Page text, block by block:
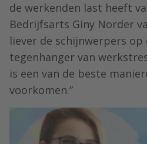
de werkenden last heeft
Bedrijfsarts Giny Norder
liever de schijnwerpers op
tegenhanger van
is een van de beste
voorkomen.”